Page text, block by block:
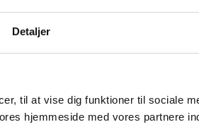
Detaljer
til at vise dig funktioner til sociale
hjemmeside med vores partnere